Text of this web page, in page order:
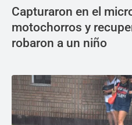
Capturaron en el
motochorros y
robaron a un niño